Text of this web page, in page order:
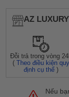
AZ LUXURY
Đỗi trả trong vòng
(Theo điều kiện quy
định cụ thể )
Nếu